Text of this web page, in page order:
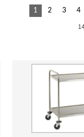
1 2 3 4